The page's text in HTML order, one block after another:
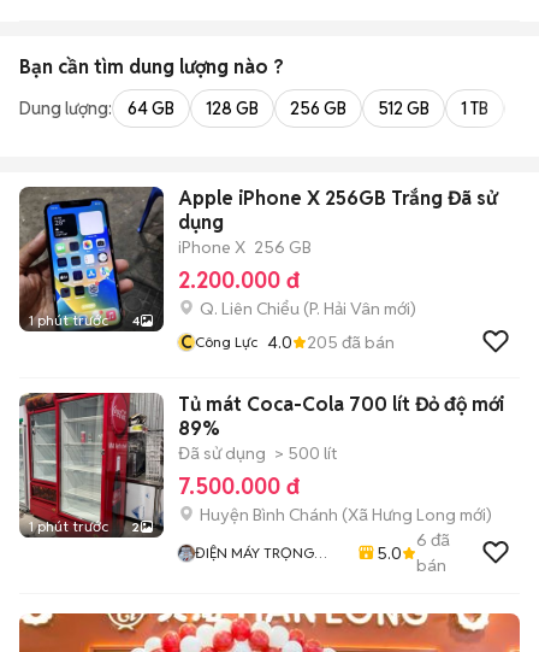
Bạn cần tìm dung lượng nào ?
Dung lượng: 64 GB 128 GB 256 GB 512 GB 1 TB
1 phút trước 4
Apple iPhone X 256GB Trắng Đã sử
dụng
iPhone X 256 GB
2.200.000 đ
Q. Liên Chiểu (P. Hải Vân mới)
CCông Lực 4.0 205 đã bán
1 phút trước 2
Tủ mát Coca-Cola 700 lít Đỏ độ mới
89%
Đã sử dụng > 500 lít
7.500.000 đ
Huyện Bình Chánh (Xã Hưng Long mới)
ĐIỆN MÁY TRỌNG
5.0
6 đã
bán